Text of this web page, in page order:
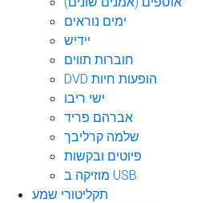
ימים נוראים
יידיש
חוברות תווים
DVD הופעות חיות
ישי ריבו
אברהם פריד
שלמה קרליבך
פיוטים ובקשות
מוזיקה ב USB
תקליטורי שמע